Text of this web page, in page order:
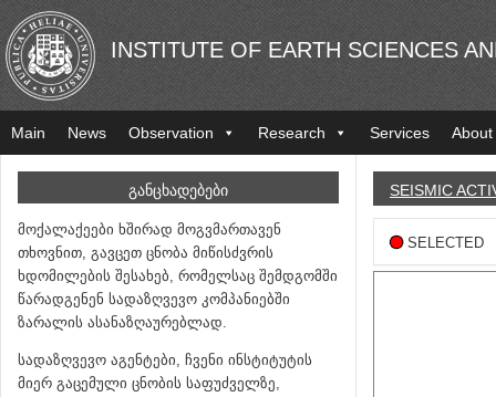
INSTITUTE OF EARTH SCIENCES
Main News Observation Research Services About
ᲒᲐᲜᲪᲮᲐᲓᲔᲑᲔᲑᲘ
მოქალაქეები ხშირად მოგვმართავენ
თხოვნით, გავცეთ ცნობა მიწისძვრის
ხდომილების შესახებ, რომელსაც შემდგომში
წარადგენენ სადაზღვევო კომპანიებში
ზარალის ასანაზღაურებლად.
სადაზღვევო აგენტები, ჩვენი ინსტიტუტის
მიერ გაცემული ცნობის საფუძველზე,
SEISMIC
SELECTED